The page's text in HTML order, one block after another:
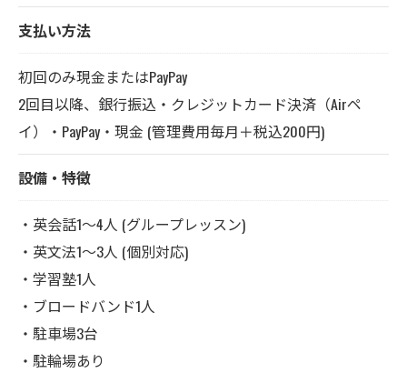
支払い方法
初回のみ現金またはPayPay
2回目以降、銀行振込・クレジットカード決済（Airペ
イ）・PayPay・現金 (管理費用毎月＋税込200円)
設備・特徴
・英会話1～4人 (グループレッスン)
・英文法1～3人 (個別対応)
・学習塾1人
・ブロードバンド1人
・駐車場3台
・駐輪場あり